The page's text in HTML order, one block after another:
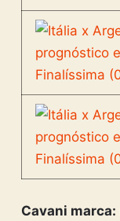
Cavani marca: